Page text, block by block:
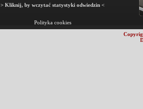
> Kliknij, by wczytać statystyki odwiedzin <
Polityka cookies